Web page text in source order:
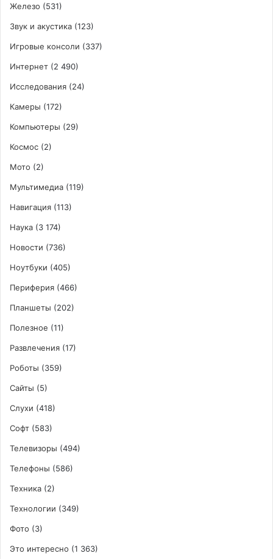
Железо (531)
Звук и акустика (123)
Игровые консоли (337)
Интернет (2 490)
Исследования (24)
Камеры (172)
Компьютеры (29)
Космос (2)
Мото (2)
Мультимедиа (119)
Навигация (113)
Наука (3 174)
Новости (736)
Ноутбуки (405)
Периферия (466)
Планшеты (202)
Полезное (11)
Развлечения (17)
Роботы (359)
Сайты (5)
Слухи (418)
Софт (583)
Телевизоры (494)
Телефоны (586)
Техника (2)
Технологии (349)
Фото (3)
Это интересно (1 363)